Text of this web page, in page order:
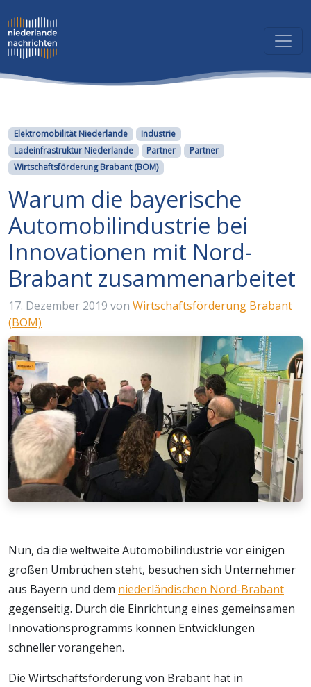
Kategorien
Elektromobilität Niederlande
Industrie
Ladeinfrastruktur Niederlande
Partner
Partner
Wirtschaftsförderung Brabant (BOM)
Warum die bayerische
Automobilindustrie bei
Innovationen mit Nord-
Brabant zusammenarbeitet
17. Dezember 2019 von Wirtschaftsförderung Brabant
(BOM)
Nun, da die weltweite Automobilindustrie vor einigen
großen Umbrüchen steht, besuchen sich Unternehmer
aus Bayern und dem niederländischen Nord-Brabant
gegenseitig. Durch die Einrichtung eines gemeinsamen
Innovationsprogramms können Entwicklungen
schneller vorangehen.
Die Wirtschaftsförderung von Brabant hat in